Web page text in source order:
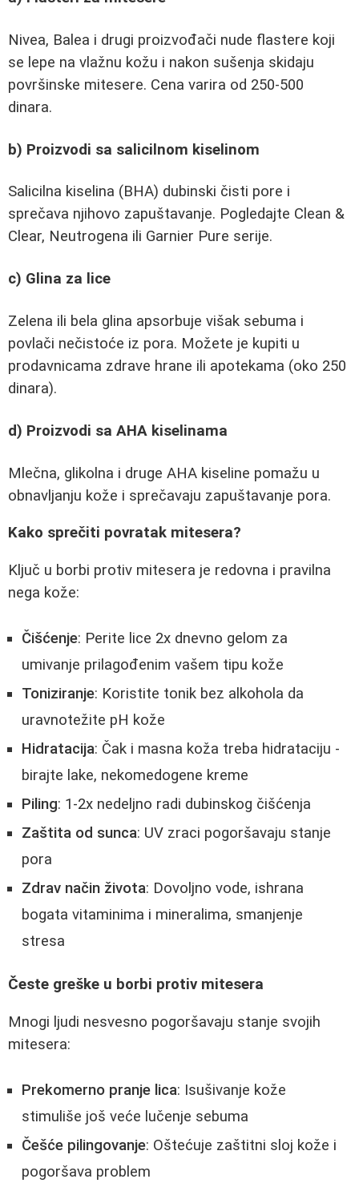
Nivea, Balea i drugi proizvođači nude flastere koji
se lepe na vlažnu kožu i nakon sušenja skidaju
površinske mitesere. Cena varira od 250-500
dinara.
b) Proizvodi sa salicilnom kiselinom
Salicilna kiselina (BHA) dubinski čisti pore i
sprečava njihovo zapuštavanje. Pogledajte Clean &
Clear, Neutrogena ili Garnier Pure serije.
c) Glina za lice
Zelena ili bela glina apsorbuje višak sebuma i
povlači nečistoće iz pora. Možete je kupiti u
prodavnicama zdrave hrane ili apotekama (oko 250
dinara).
d) Proizvodi sa AHA kiselinama
Mlečna, glikolna i druge AHA kiseline pomažu u
obnavljanju kože i sprečavaju zapuštavanje pora.
Kako sprečiti povratak mitesera?
Ključ u borbi protiv mitesera je redovna i pravilna
nega kože:
Čišćenje: Perite lice 2x dnevno gelom za
umivanje prilagođenim vašem tipu kože
Toniziranje: Koristite tonik bez alkohola da
uravnotežite pH kože
Hidratacija: Čak i masna koža treba hidrataciju -
birajte lake, nekomedogene kreme
Piling: 1-2x nedeljno radi dubinskog čišćenja
Zaštita od sunca: UV zraci pogoršavaju stanje
pora
Zdrav način života: Dovoljno vode, ishrana
bogata vitaminima i mineralima, smanjenje
stresa
Česte greške u borbi protiv mitesera
Mnogi ljudi nesvesno pogoršavaju stanje svojih
mitesera:
Prekomerno pranje lica: Isušivanje kože
stimuliše još veće lučenje sebuma
Češće pilingovanje: Oštećuje zaštitni sloj kože i
pogoršava problem